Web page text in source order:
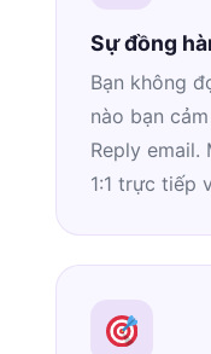
Sự đồng
Bạn không
nào bạn
Reply
1:1 trực tiếp